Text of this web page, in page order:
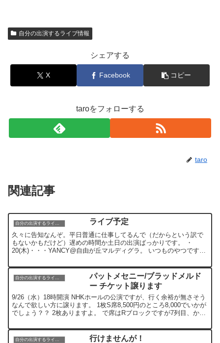
自分の出演するライブ情報
シェアする
X Facebook コピー
taroをフォローする
taro
関連記事
ライブ予定
久々に告知なんぞ。平日普通に仕事してるんで（だからという訳で
もないかもだけど）遅めの時間か土日の出演ばっかりです。 ・
20(木)・・・YANCY@自由が丘マルディグラ。 いつものやつです。
パットメセニー/ブラッドメルド
ー チケット譲ります
9/26（水）18時開演 NHKホールの公演ですが、行く余裕が無さそう
なんで欲しい方に譲ります。 1枚S席8,500円のところ8,000でいかが
でしょう？？ 2枚ありますよ。 で席はRブロックですが7列目、かな
自分の出演するライブ情報 行けませんが！